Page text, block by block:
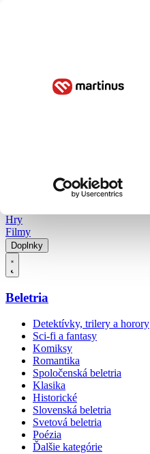
Hry
Filmy
Doplnky
Beletria
Detektívky, trilery a horory
Sci-fi a fantasy
Komiksy
Romantika
Spoločenská beletria
Klasika
Historické
Slovenská beletria
Svetová beletria
Poézia
Ďalšie kategórie